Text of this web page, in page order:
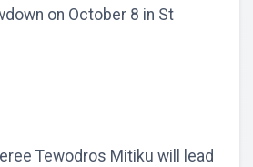
on October 8 in St
Tewodros Mitiku will lead